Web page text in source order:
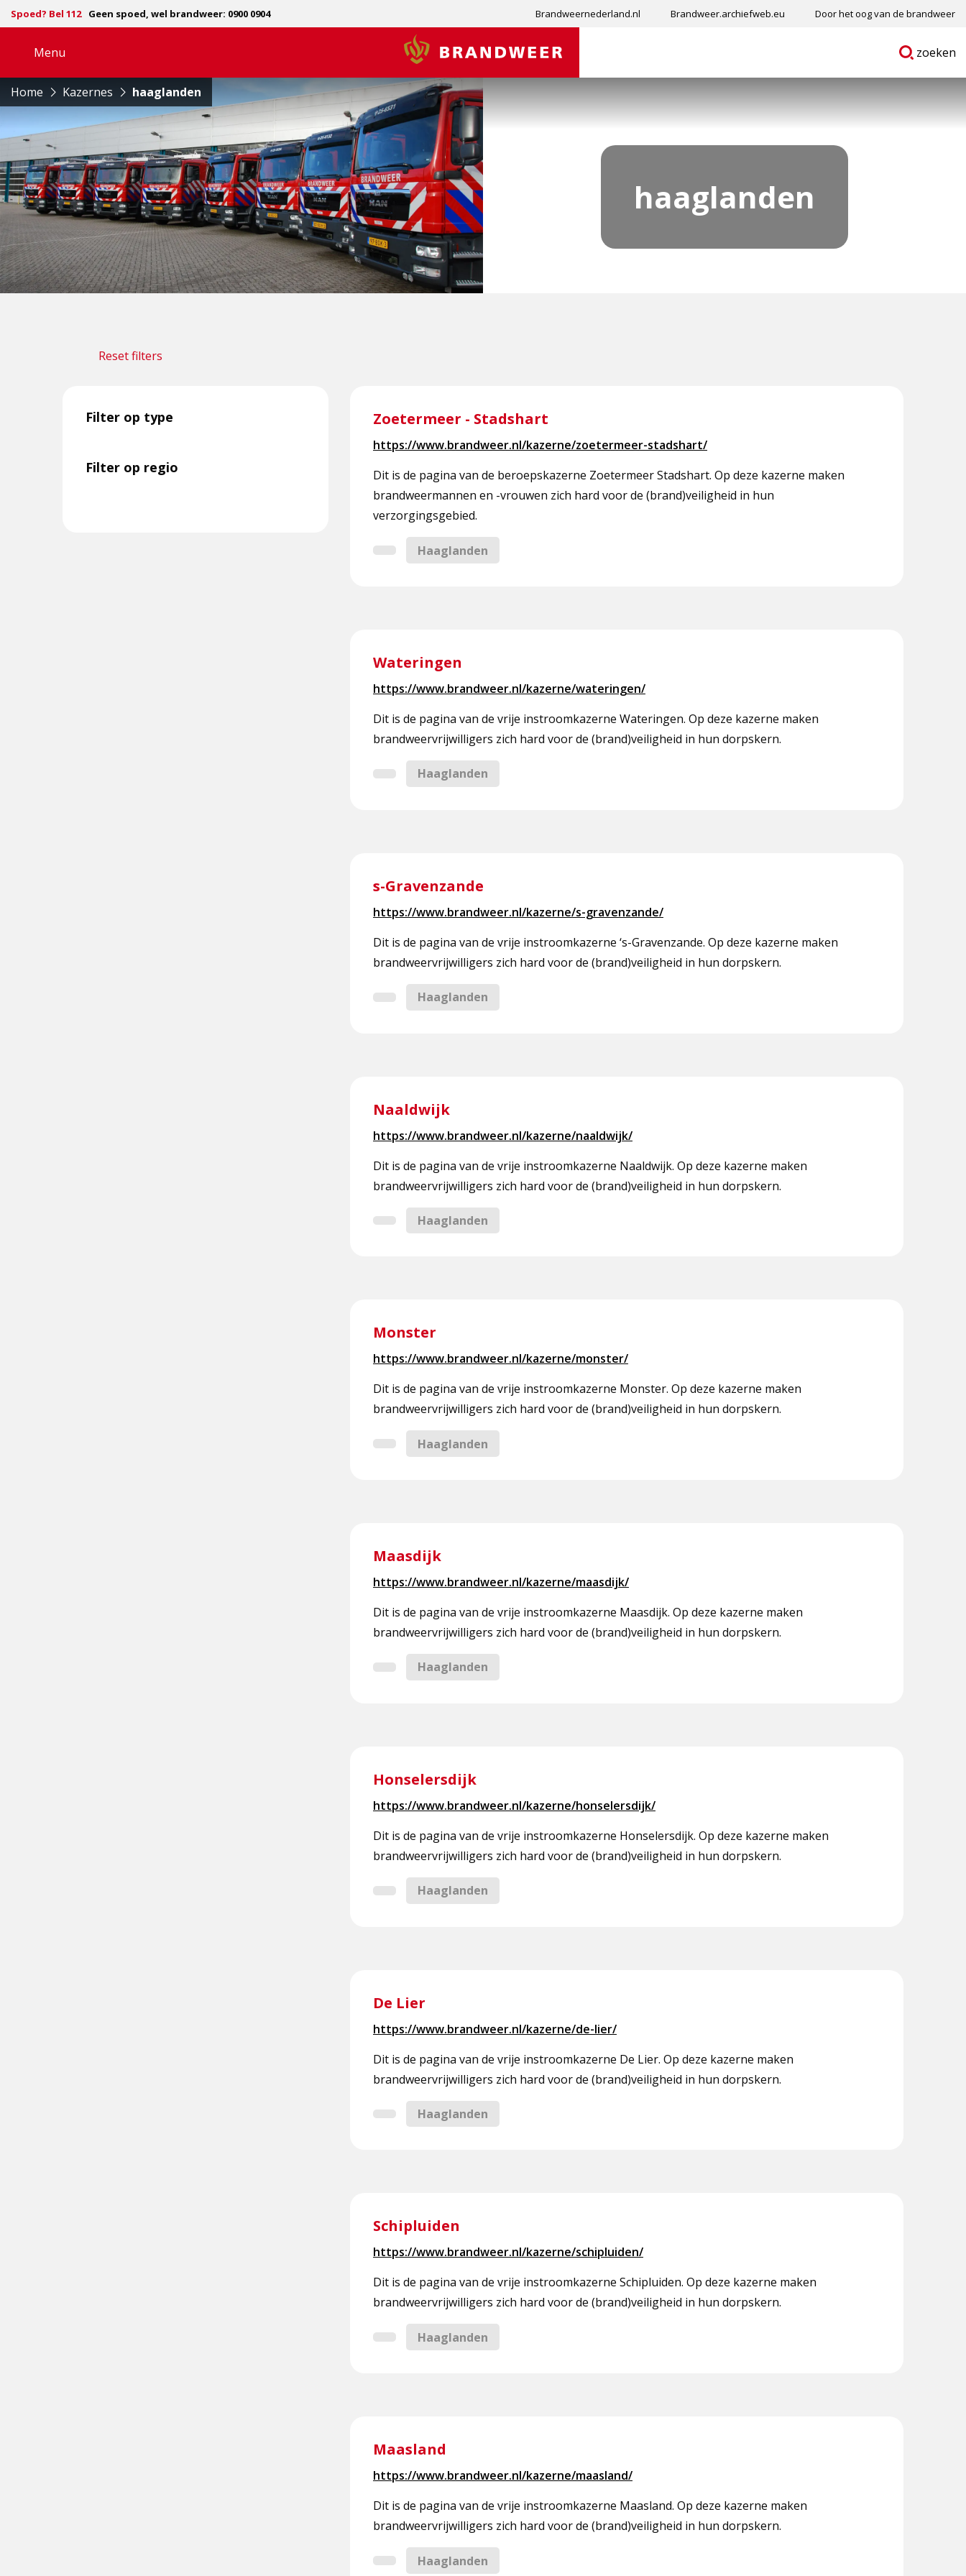
Spoed? Bel 112 Geen spoed, wel brandweer: 0900 0904 Brandweernederland.nl Brandweer.archiefweb.eu Door het oog van de brandweer
Menu
navigatie
Brandweer
Ga
zoeken
Home Kazernes haaglanden
haaglanden
Reset filters
Filter op type
Filter op regio
Zoetermeer - Stadshart
https://www.brandweer.nl/kazerne/zoetermeer-stadshart/
Dit is de pagina van de beroepskazerne Zoetermeer Stadshart. Op deze kazerne maken
brandweermannen en -vrouwen zich hard voor de (brand)veiligheid in hun
verzorgingsgebied.
Haaglanden
meer
Zoetermeer
Stadshart
Wateringen
https://www.brandweer.nl/kazerne/wateringen/
Dit is de pagina van de vrije instroomkazerne Wateringen. Op deze kazerne maken
brandweervrijwilligers zich hard voor de (brand)veiligheid in hun dorpskern.
Haaglanden
meer
Wateringen
s-Gravenzande
https://www.brandweer.nl/kazerne/s-gravenzande/
Dit is de pagina van de vrije instroomkazerne ‘s-Gravenzande. Op deze kazerne maken
brandweervrijwilligers zich hard voor de (brand)veiligheid in hun dorpskern.
Haaglanden
over
Naaldwijk
https://www.brandweer.nl/kazerne/naaldwijk/
Dit is de pagina van de vrije instroomkazerne Naaldwijk. Op deze kazerne maken
brandweervrijwilligers zich hard voor de (brand)veiligheid in hun dorpskern.
Haaglanden
meer
Naaldwijk
Monster
https://www.brandweer.nl/kazerne/monster/
Dit is de pagina van de vrije instroomkazerne Monster. Op deze kazerne maken
brandweervrijwilligers zich hard voor de (brand)veiligheid in hun dorpskern.
Haaglanden
meer
Monster
Maasdijk
https://www.brandweer.nl/kazerne/maasdijk/
Dit is de pagina van de vrije instroomkazerne Maasdijk. Op deze kazerne maken
brandweervrijwilligers zich hard voor de (brand)veiligheid in hun dorpskern.
Haaglanden
meer
Maasdijk
Honselersdijk
https://www.brandweer.nl/kazerne/honselersdijk/
Dit is de pagina van de vrije instroomkazerne Honselersdijk. Op deze kazerne maken
brandweervrijwilligers zich hard voor de (brand)veiligheid in hun dorpskern.
Haaglanden
meer
Honselersdijk
De Lier
https://www.brandweer.nl/kazerne/de-lier/
Dit is de pagina van de vrije instroomkazerne De Lier. Op deze kazerne maken
brandweervrijwilligers zich hard voor de (brand)veiligheid in hun dorpskern.
Haaglanden
meer
Schipluiden
https://www.brandweer.nl/kazerne/schipluiden/
Dit is de pagina van de vrije instroomkazerne Schipluiden. Op deze kazerne maken
brandweervrijwilligers zich hard voor de (brand)veiligheid in hun dorpskern.
Haaglanden
meer
Schipluiden
Maasland
https://www.brandweer.nl/kazerne/maasland/
Dit is de pagina van de vrije instroomkazerne Maasland. Op deze kazerne maken
brandweervrijwilligers zich hard voor de (brand)veiligheid in hun dorpskern.
Haaglanden
meer
Maasland